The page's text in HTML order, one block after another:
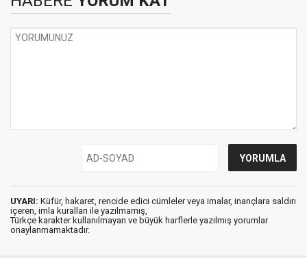
UYARI: Küfür, hakaret, rencide edici cümleler veya imalar, inançlara saldırı
içeren, imla kuralları ile yazılmamış,
Türkçe karakter kullanılmayan ve büyük harflerle yazılmış yorumlar
onaylanmamaktadır.